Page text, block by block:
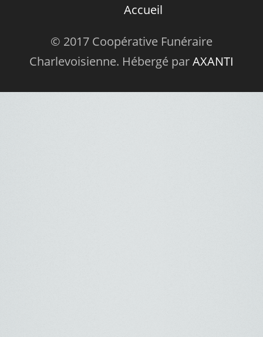
Accueil
© 2017 Coopérative Funéraire
Charlevoisienne. Hébergé parAXANTI